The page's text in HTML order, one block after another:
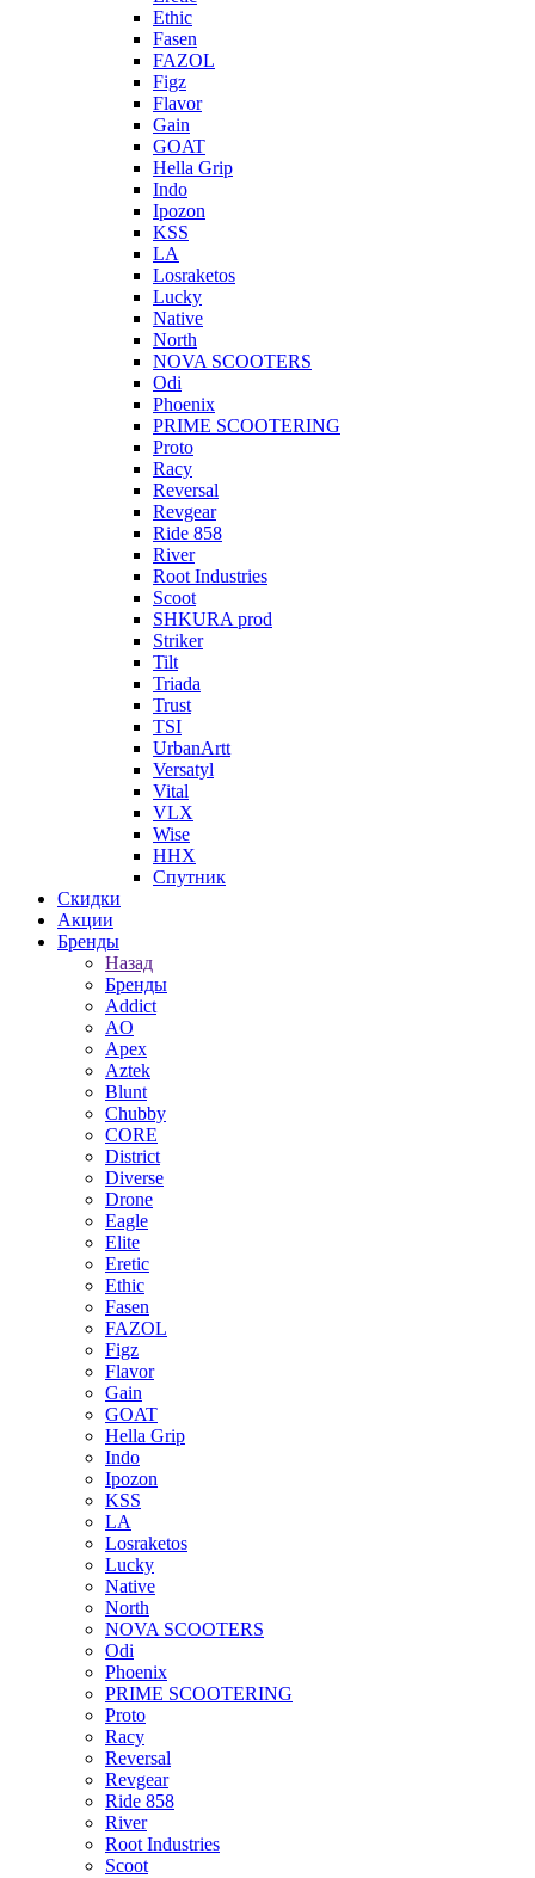
Ethic
Fasen
FAZOL
Figz
Flavor
Gain
GOAT
Hella Grip
Indo
Ipozon
KSS
LA
Losraketos
Lucky
Native
North
NOVA SCOOTERS
Odi
Phoenix
PRIME SCOOTERING
Proto
Racy
Reversal
Revgear
Ride 858
River
Root Industries
Scoot
SHKURA рrоd
Striker
Tilt
Triada
Trust
TSI
UrbanArtt
Versatyl
Vital
VLX
Wise
ННХ
Спутник
Скидки
Акции
Бренды
Назад
Бренды
Addict
AO
Apex
Aztek
Blunt
Chubby
CORE
District
Diverse
Drone
Eagle
Elite
Eretic
Ethic
Fasen
FAZOL
Figz
Flavor
Gain
GOAT
Hella Grip
Indo
Ipozon
KSS
LA
Losraketos
Lucky
Native
North
NOVA SCOOTERS
Odi
Phoenix
PRIME SCOOTERING
Proto
Racy
Reversal
Revgear
Ride 858
River
Root Industries
Scoot